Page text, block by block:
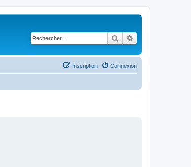
Rechercher
Connexion
Inscription